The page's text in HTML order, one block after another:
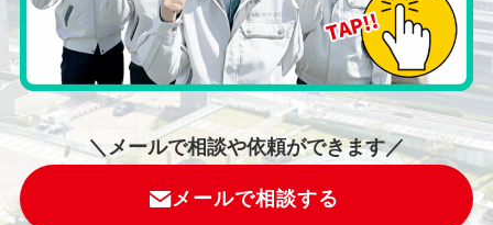
＼メールで相談や依頼ができます／
メールで相談する